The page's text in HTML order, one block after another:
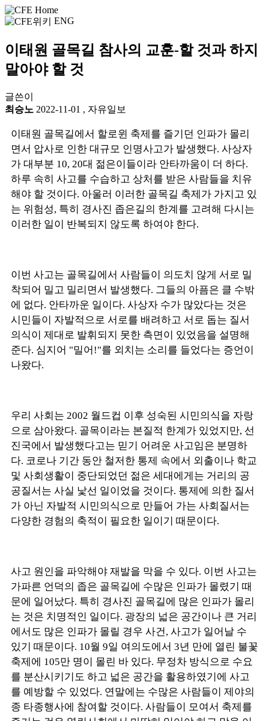
ENG
이태원 골목길 참사의 교훈-할 것과 하지
말아야 할 것
글쓴이
최승노 2022-11-01 , 자유일보
이태원 골목길에서 할로윈 축제를 즐기던 인파가 몰리
면서 압사로 인한 대규모 인명사고가 발생했다. 사상자
가 대부분 10, 20대 젊은이들이라 안타까움이 더 하다.
하루 속히 사고를 수습하고 상처를 받은 사람들을 치유
해야 할 것이다. 아울러 이러한 골목길 축제가 가지고 있
는 위험성, 특히 경사진 좁은길의 한계를 고려해 다시는
이러한 일이 반복되지 않도록 하여야 한다.
이번 사고는 골목길에서 사람들이 의도치 않게 서로 밀
착되어 밀고 밀리면서 발생했다. 그들의 아픔은 클 수밖
에 없다. 안타까운 일이다. 사상자 수가 많았다는 것은
시민들이 자발적으로 서로를 배려하고 서로 돕는 질서
의식이 제대로 발휘되지 못한 측면이 있었음을 설명해
준다. 심지어 "밀어!"를 외치는 소리를 들었다는 증언이
나왔다.
우리 사회는 2002 월드컵 이후 성숙된 시민의식을 자랑
으로 삼아왔다. 골목이라는 본질적 한계가 있었지만, 선
진국에서 발생했다고는 믿기 어려운 사고임은 분명하
다. 코로나 기간 동안 철저한 통제 속에서 외출이나 학교
및 사회생활이 중단되었던 젊은 세대에게는 거리의 공
공질서는 사실 낯선 일이었을 것이다. 통제에 의한 질서
가 아닌 자발적 시민의식으로 만들어 가는 사회질서는
다양한 경험의 축적이 필요한 일이기 때문이다.
사고 원인을 파악해야 재발을 막을 수 있다. 이번 사고는
가파른 언덕의 좁은 골목길에 수많은 인파가 몰렸기 때
문에 일어났다. 특히 경사진 골목길에 많은 인파가 몰리
는 것은 치명적인 일이다. 광장의 넓은 공간이나 큰 거리
에서도 많은 인파가 몰릴 경우 사건, 사고가 일어날 수
있기 때문이다. 10월 9일 여의도에서 3년 만에 열린 불꽃
축제에 105만 명이 몰린 바 있다. 무정차 방식으로 수요
를 분산시키기도 하고 넓은 공간을 활용하였기에 사고
를 예방할 수 있었다. 연말에는 수많은 사람들이 제야의
종 타종행사에 참여할 것이다. 사람들이 모여서 축제를